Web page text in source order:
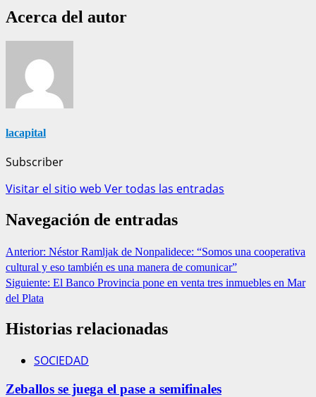
Acerca del autor
lacapital
Subscriber
Visitar el sitio web Ver todas las entradas
Navegación de entradas
Anterior: Néstor Ramljak de Nonpalidece: “Somos una cooperativa
cultural y eso también es una manera de comunicar”
Siguiente: El Banco Provincia pone en venta tres inmuebles en Mar
del Plata
Historias relacionadas
SOCIEDAD
Zeballos se juega el pase a semifinales